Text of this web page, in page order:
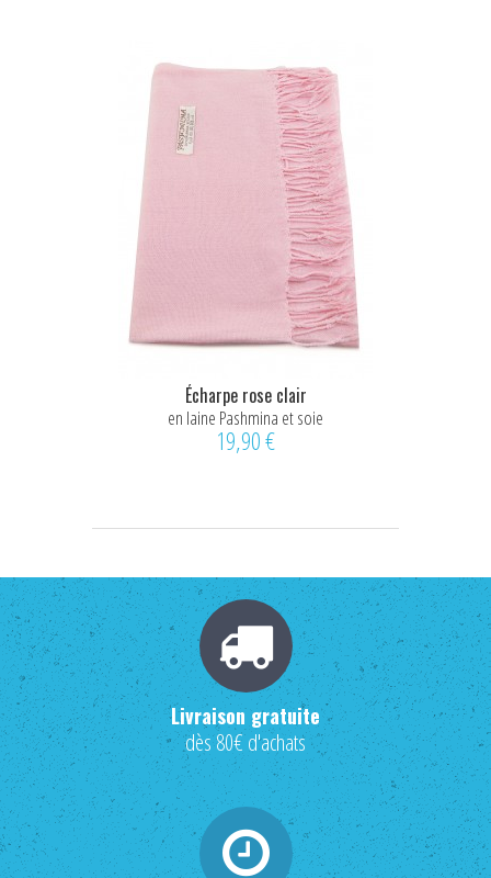
Écharpe rose clair
en laine Pashmina et soie
19,90 €
Livraison gratuite
dès 80€ d'achats